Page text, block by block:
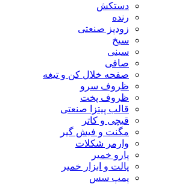
دستکش
رنده
زودپز صنعتی
سیخ
سینی
صافی
صفحه خلال کن و تیغه
ظروف سرو
ظروف پخت
قالب پیتزا صنعتی
قیچی و کاتر
مگنت و فیش گیر
وارمر شکلات
پارو خمیر
پالت و ابزار خمیر
پمپ سس